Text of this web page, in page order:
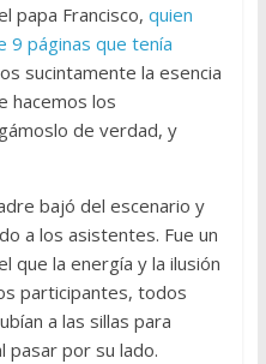
papa Francisco, quien
9 páginas que tenía
sucintamente la esencia
hacemos los
de verdad, y
bajó del escenario y
a los asistentes. Fue un
que la energía y la ilusión
participantes, todos
a las sillas para
pasar por su lado.